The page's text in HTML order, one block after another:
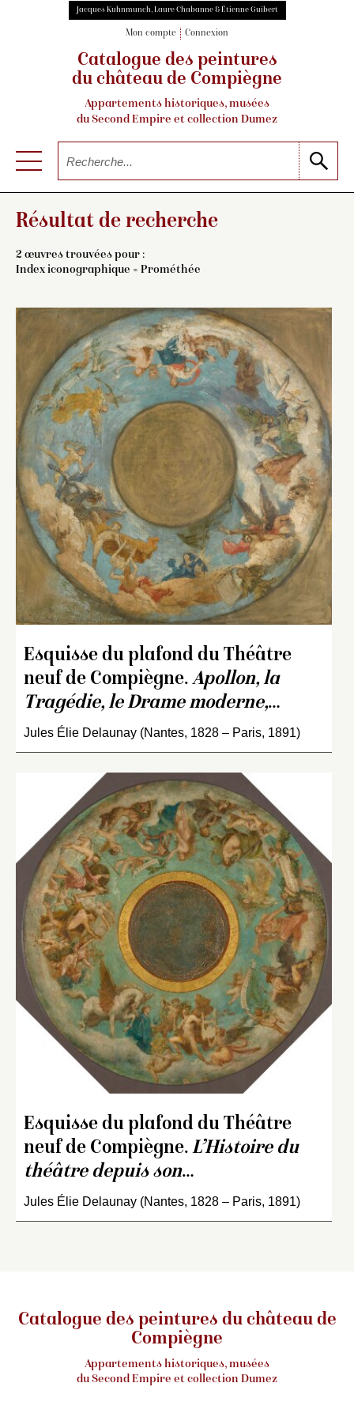
Jacques Kuhnmunch, Laure Chabanne & Étienne Guibert
Mon compte Connexion
Catalogue des peintures
du château de Compiègne
Appartements historiques, musées
du Second Empire et collection Dumez
Résultat de recherche
2 œuvres trouvées pour :
Index iconographique = Prométhée
Esquisse du plafond du Théâtre
neuf de Compiègne. Apollon, la
Tragédie, le Drame moderne,…
Jules Élie Delaunay (Nantes, 1828 – Paris, 1891)
Esquisse du plafond du Théâtre
neuf de Compiègne. L’Histoire du
théâtre depuis son…
Jules Élie Delaunay (Nantes, 1828 – Paris, 1891)
Catalogue des peintures du château de
Compiègne
Appartements historiques, musées
du Second Empire et collection Dumez